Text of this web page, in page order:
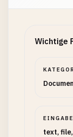
Wichtige
text,